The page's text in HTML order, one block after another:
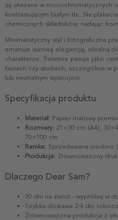
są ukazane w monochromatycznych
kontrastującym białym tle. Na
chemicznych składników, nadając
Minimalistyczny styl i fotograficzna
emanuje surową elegancją, idealną
charakterze. Świetnie pasuje jako
biurach czy studiach, szczególnie w
lub neutralnym wystrojem.
Specyfikacja produktu
Materiał: Papier matowy
Rozmiary: 21×30 cm (A4),
70×100 cm
Ramka: Sprzedawana osobno
Produkcja: Zrównoważony
Dlaczego Dear Sam?
30 dni na zwrot - wypróbuj w
Szybka dostawa 2-4 dni
Zrównoważona produkcja z